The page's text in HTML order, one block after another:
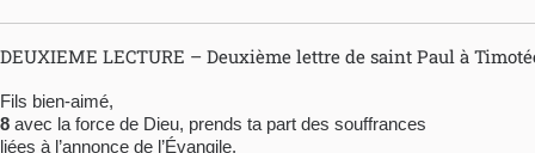
DEUXIEME LECTURE – Deuxième lettre de saint Paul à
Fils bien-aimé,
8 avec la force de Dieu, prends ta part des souffrances
liées à l’annonce de l’Évangile.